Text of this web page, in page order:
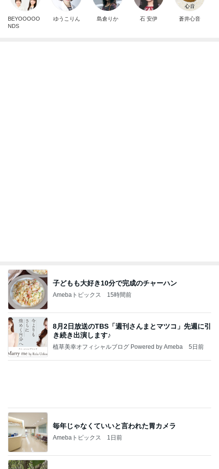
BEYOOOOO
NDS
ゆうこりん 島倉りか 石 安伊 蒼井心音
子どもも大好き10分で完成のチャーハン
Amebaトピックス 15時間前
8月2日放送のTBS「週刊さんまとマツコ」先週に引
き続き出演します♪
植草美幸オフィシャルブログ Powered by Ameba 5日前
毎年じゃなくていいと言われた胃カメラ
Amebaトピックス 1日前